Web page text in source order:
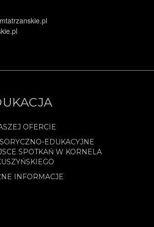
OFERCIE
EDUKACYJNE
SPOTKAŃ W KORNELA
INFORMACJE